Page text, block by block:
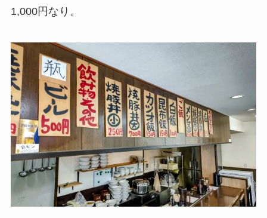
1,000円なり。